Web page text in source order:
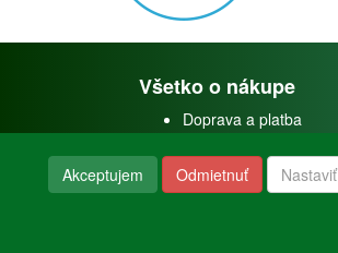
Všetko o nákupe
Doprava a platba
Obchodné podmienky
Reklamačný poriadok
Akceptujem Odmietnuť Nastaviť